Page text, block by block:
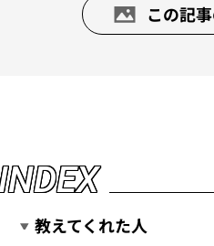
この記
NDEX
教えてくれた人